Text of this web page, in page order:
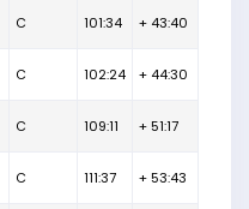
C 101:34 + 43:40
C 102:24 + 44:30
C 109:11 + 51:17
C 111:37 + 53:43